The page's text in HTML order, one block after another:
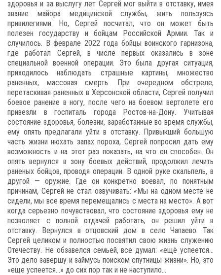
здоровья и за выслугу лет Сергей мог выйти в отставку, имея
звание майора медицинской службы, жить пользуясь
привилегиями. Но, Сергей посчитал, что он может быть
полезен государству и бойцам Российской Армии. Так и
случилось. В феврале 2022 года бойцы воинского гарнизона,
где работал Сергей, в числе первых оказались в зоне
специальной военной операции. Это была другая ситуация,
приходилось наблюдать страшные картины, множество
раненных, массовая смерть. При очередном обстреле,
перетаскивая раненных в Херсонской области, Сергей получил
боевое ранение в ногу, после чего на боевом вертолете его
привезли в госпиталь города Ростов-на-Дону. Учитывая
состояние здоровья, болезни, заработанные во время службы,
ему опять предлагали уйти в отставку. Привыкший большую
часть жизни нюхать запах пороха, Сергей попросил дать ему
возможность и на этот раз показать, на что он способен. Он
опять вернулся в зону боевых действий, продолжил лечить
раненых бойцов, проводя операции. В одной руке скальпель, в
другой — оружие. Где он конкретно воевал, по понятным
причинам, Сергей не стал озвучивать: «Мы на одном месте не
сидели, мы все время перемещались с места на место». А вот
когда серьезно почувствовал, что состояние здоровья ему не
позволяет с полной отдачей работать, он решил уйти в
отставку. Вернулся в отцовский дом в село Чапаево. Так
Сергей целиком и полностью посвятил свою жизнь служению
Отечеству. Не обзавелся семьей, все думал: «ещё успеется…
Это дело завершу и займусь поиском спутницы жизни». Но, это
«еще успеется...» до сих пор так и не наступило…